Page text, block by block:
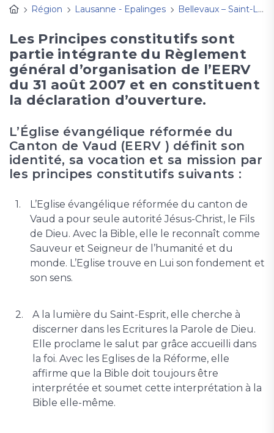
Région
Lausanne - Epalinges Bellevaux – Saint-Luc
Les Principes constitutifs sont
partie intégrante du Règlement
général d’organisation de l’EERV
du 31 août 2007 et en constituent
la déclaration d’ouverture.
L’Église évangélique réformée du
Canton de Vaud (EERV ) définit son
identité, sa vocation et sa mission par
les principes constitutifs suivants :
L’Eglise évangélique réformée du canton de
Vaud a pour seule autorité Jésus-Christ, le Fils
de Dieu. Avec la Bible, elle le reconnaît comme
Sauveur et Seigneur de l’humanité et du
monde. L’Eglise trouve en Lui son fondement et
son sens.
A la lumière du Saint-Esprit, elle cherche à
discerner dans les Ecritures la Parole de Dieu.
Elle proclame le salut par grâce accueilli dans
la foi. Avec les Eglises de la Réforme, elle
affirme que la Bible doit toujours être
interprétée et soumet cette interprétation à la
Bible elle-même.